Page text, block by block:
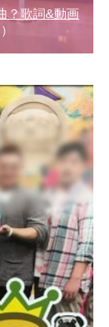
？歌詞&動画